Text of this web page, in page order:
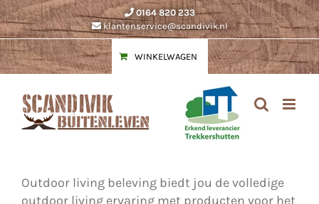
Ga
naar
inhoud
0164 820 233
klantenservice@scandivik.nl
WINKELWAGEN
Outdoor living beleving biedt jou de volledige
outdoor living ervaring met producten voor het